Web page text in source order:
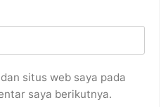
situs web saya pada
saya berikutnya.